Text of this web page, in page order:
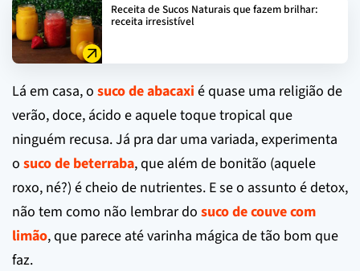
Receita de Sucos Naturais que fazem brilhar:
receita irresistível
Lá em casa, o suco de abacaxi é quase uma religião de
verão, doce, ácido e aquele toque tropical que
ninguém recusa. Já pra dar uma variada, experimenta
o suco de beterraba, que além de bonitão (aquele
roxo, né?) é cheio de nutrientes. E se o assunto é detox,
não tem como não lembrar do suco de couve com
limão, que parece até varinha mágica de tão bom que
faz.